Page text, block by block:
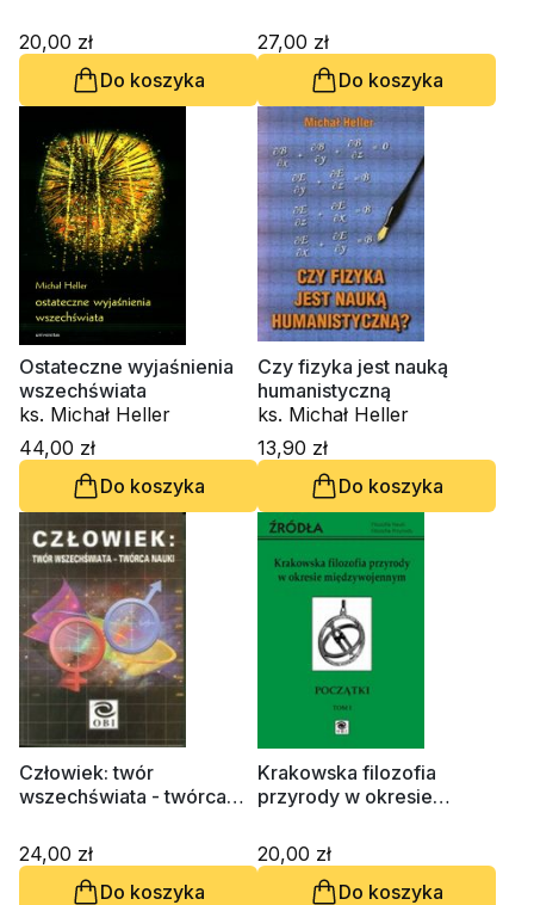
20,00 zł
Do koszyka
27,00 zł
Do koszyka
Ostateczne wyjaśnienia
wszechświata
ks. Michał Heller
44,00 zł
Do koszyka
Czy fizyka jest nauką
humanistyczną
ks. Michał Heller
13,90 zł
Do koszyka
Człowiek: twór
wszechświata - twórca
24,00 zł
Do koszyka
Krakowska filozofia
przyrody w okresie
20,00 zł
Do koszyka